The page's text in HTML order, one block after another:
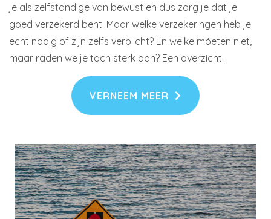
je als zelfstandige van bewust en dus zorg je dat je
goed verzekerd bent. Maar welke verzekeringen heb je
echt nodig of zijn zelfs verplicht? En welke móeten niet,
maar raden we je toch sterk aan? Een overzicht!
VERNEEM MEER